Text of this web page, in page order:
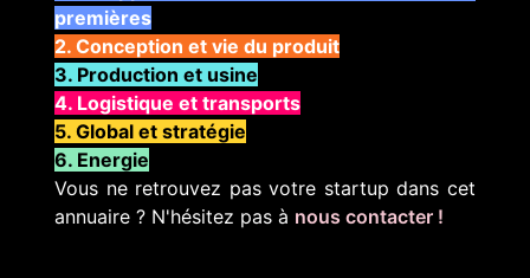
premières
2. Conception et vie du produit
3. Production et usine
4. Logistique et transports
5. Global et stratégie
6. Energie
Vous ne retrouvez pas votre startup dans cet
annuaire ? N'hésitez pas à nous contacter !